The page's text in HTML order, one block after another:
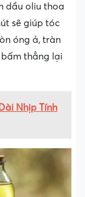
dầu oliu thoa
sẽ giúp tóc
óng ả, tràn
thẳng lại
Nhịp Tính